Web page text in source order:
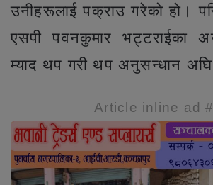
उनीहरूलाई पक्राउ गरेको हो।
एसपी पवनकुमार भट्टराईका
म्याद थप गरी थप अनुसन्धान
Article inline ad